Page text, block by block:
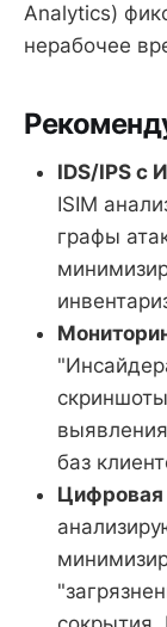
Analytics)
нерабочее
IDS/IPS с
ISIM
графы
баз
Цифровая